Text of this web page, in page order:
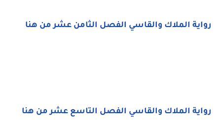
رواية الملاك والقاسي الفصل الثامن عشر من هنا
رواية الملاك والقاسي الفصل التاسع عشر من هنا